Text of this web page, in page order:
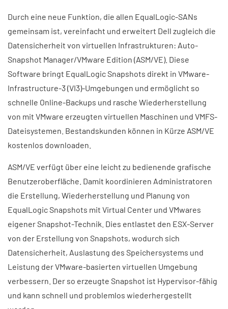
Durch eine neue Funktion, die allen EqualLogic-SANs
gemeinsam ist, vereinfacht und erweitert Dell zugleich die
Datensicherheit von virtuellen Infrastrukturen: Auto-
Snapshot Manager/VMware Edition (ASM/VE). Diese
Software bringt EqualLogic Snapshots direkt in VMware-
Infrastructure-3 (VI3)-Umgebungen und ermöglicht so
schnelle Online-Backups und rasche Wiederherstellung
von mit VMware erzeugten virtuellen Maschinen und VMFS-
Dateisystemen. Bestandskunden können in Kürze ASM/VE
kostenlos downloaden.
ASM/VE verfügt über eine leicht zu bedienende grafische
Benutzeroberfläche. Damit koordinieren Administratoren
die Erstellung, Wiederherstellung und Planung von
EqualLogic Snapshots mit Virtual Center und VMwares
eigener Snapshot-Technik. Dies entlastet den ESX-Server
von der Erstellung von Snapshots, wodurch sich
Datensicherheit, Auslastung des Speichersystems und
Leistung der VMware-basierten virtuellen Umgebung
verbessern. Der so erzeugte Snapshot ist Hypervisor-fähig
und kann schnell und problemlos wiederhergestellt